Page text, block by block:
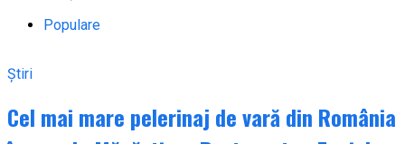
Populare
Știri
Cel mai mare pelerinaj de vară din România